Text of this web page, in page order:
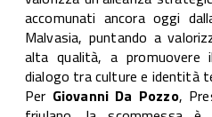
accomunati ancora oggi
Malvasia, puntando a
alta qualità, a
dialogo tra culture e identità
Per Giovanni Da Pozzo,